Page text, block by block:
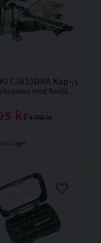
C3610DRA Kap-/
36V. Marknadens mest flexibla kap-/gersåg med fasta gejdrar och kan tiltas 48 gr vänster/höger. Levereras utan batteri och laddare.
9 995 kr
kr
i lager